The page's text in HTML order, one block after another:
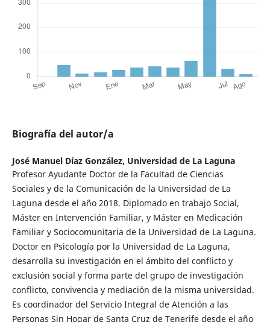
Biografía del autor/a
José Manuel Díaz González, Universidad de La Laguna
Profesor Ayudante Doctor de la Facultad de Ciencias
Sociales y de la Comunicación de la Universidad de La
Laguna desde el año 2018. Diplomado en trabajo Social,
Máster en Intervención Familiar, y Máster en Medicación
Familiar y Sociocomunitaria de la Universidad de La Laguna.
Doctor en Psicología por la Universidad de La Laguna,
desarrolla su investigación en el ámbito del conflicto y
exclusión social y forma parte del grupo de investigación
conflicto, convivencia y mediación de la misma universidad.
Es coordinador del Servicio Integral de Atención a las
Personas Sin Hogar de Santa Cruz de Tenerife desde el año